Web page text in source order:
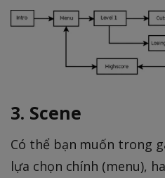
3. Scene
Có thể bạn muốn trong
lựa chọn chính (menu),